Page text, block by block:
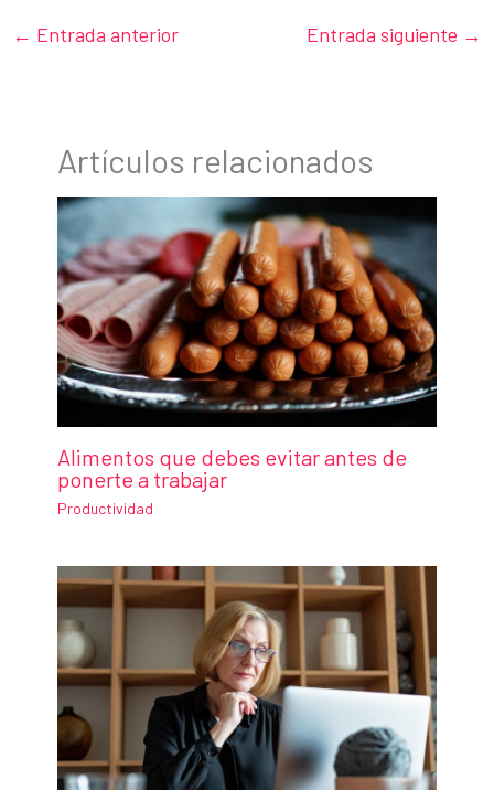
← Entrada anterior Entrada siguiente →
Artículos relacionados
Alimentos que debes evitar antes de
ponerte a trabajar
Productividad